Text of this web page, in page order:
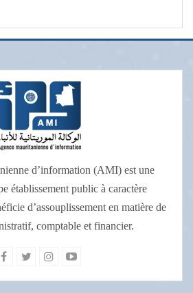
d’information (AMI) est une
établissement public à caractère
d’assouplissement en matière de
comptable et financier.